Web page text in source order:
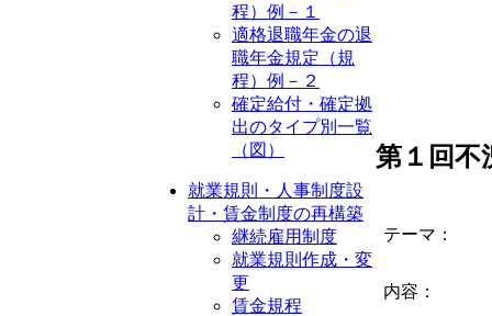
程）例－１
適格退職年金の退
職年金規定（規
程）例－２
確定給付・確定拠
出のタイプ別一覧
（図）
就業規則・人事制度設
計・賃金制度の再構築
継続雇用制度
就業規則作成・変
更
賃金規程
第１回不
テーマ：
内容：